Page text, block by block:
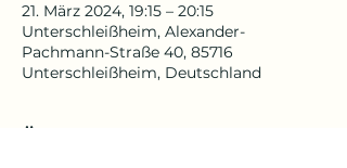
21. März 2024, 19:15 – 20:15
Unterschleißheim, Alexander-
Pachmann-Straße 40, 85716
Unterschleißheim, Deutschland
Über die Veranstaltung